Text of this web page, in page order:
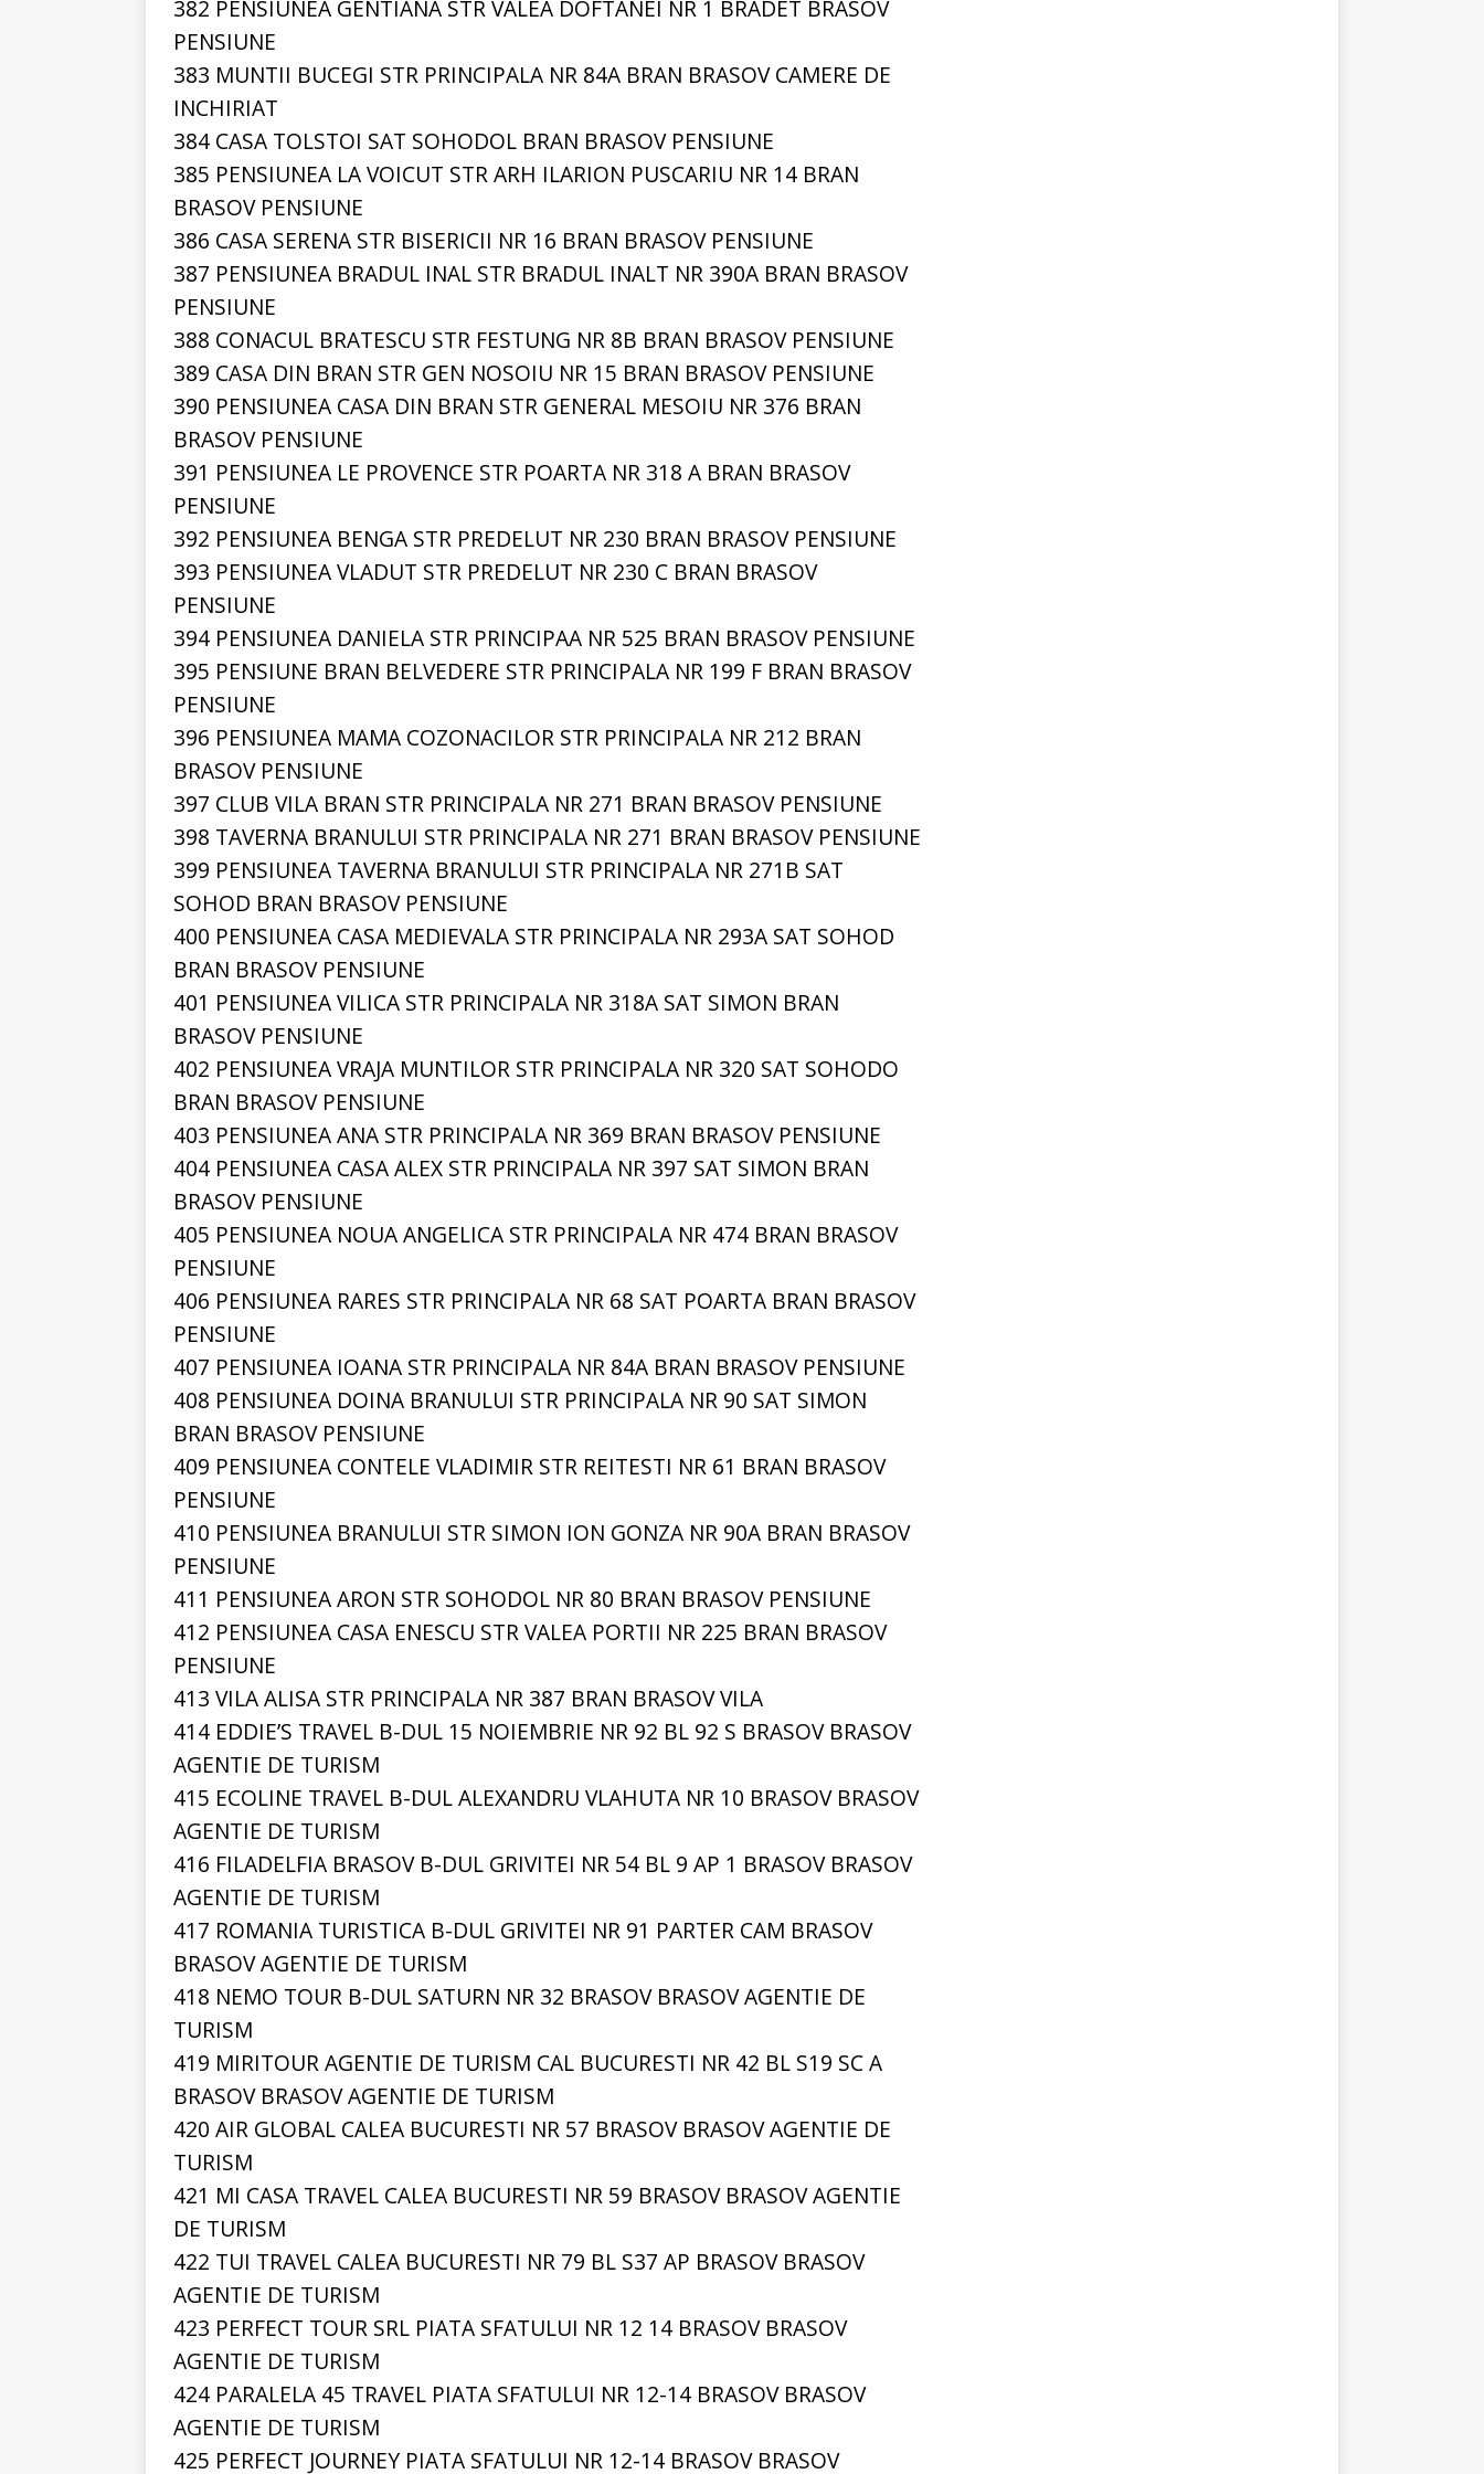
382 PENSIUNEA GENTIANA STR VALEA DOFTANEI NR 1 BRADET BRASOV
PENSIUNE
383 MUNTII BUCEGI STR PRINCIPALA NR 84A BRAN BRASOV CAMERE DE
INCHIRIAT
384 CASA TOLSTOI SAT SOHODOL BRAN BRASOV PENSIUNE
385 PENSIUNEA LA VOICUT STR ARH ILARION PUSCARIU NR 14 BRAN
BRASOV PENSIUNE
386 CASA SERENA STR BISERICII NR 16 BRAN BRASOV PENSIUNE
387 PENSIUNEA BRADUL INAL STR BRADUL INALT NR 390A BRAN BRASOV
PENSIUNE
388 CONACUL BRATESCU STR FESTUNG NR 8B BRAN BRASOV PENSIUNE
389 CASA DIN BRAN STR GEN NOSOIU NR 15 BRAN BRASOV PENSIUNE
390 PENSIUNEA CASA DIN BRAN STR GENERAL MESOIU NR 376 BRAN
BRASOV PENSIUNE
391 PENSIUNEA LE PROVENCE STR POARTA NR 318 A BRAN BRASOV
PENSIUNE
392 PENSIUNEA BENGA STR PREDELUT NR 230 BRAN BRASOV PENSIUNE
393 PENSIUNEA VLADUT STR PREDELUT NR 230 C BRAN BRASOV
PENSIUNE
394 PENSIUNEA DANIELA STR PRINCIPAA NR 525 BRAN BRASOV PENSIUNE
395 PENSIUNE BRAN BELVEDERE STR PRINCIPALA NR 199 F BRAN BRASOV
PENSIUNE
396 PENSIUNEA MAMA COZONACILOR STR PRINCIPALA NR 212 BRAN
BRASOV PENSIUNE
397 CLUB VILA BRAN STR PRINCIPALA NR 271 BRAN BRASOV PENSIUNE
398 TAVERNA BRANULUI STR PRINCIPALA NR 271 BRAN BRASOV PENSIUNE
399 PENSIUNEA TAVERNA BRANULUI STR PRINCIPALA NR 271B SAT
SOHOD BRAN BRASOV PENSIUNE
400 PENSIUNEA CASA MEDIEVALA STR PRINCIPALA NR 293A SAT SOHOD
BRAN BRASOV PENSIUNE
401 PENSIUNEA VILICA STR PRINCIPALA NR 318A SAT SIMON BRAN
BRASOV PENSIUNE
402 PENSIUNEA VRAJA MUNTILOR STR PRINCIPALA NR 320 SAT SOHODO
BRAN BRASOV PENSIUNE
403 PENSIUNEA ANA STR PRINCIPALA NR 369 BRAN BRASOV PENSIUNE
404 PENSIUNEA CASA ALEX STR PRINCIPALA NR 397 SAT SIMON BRAN
BRASOV PENSIUNE
405 PENSIUNEA NOUA ANGELICA STR PRINCIPALA NR 474 BRAN BRASOV
PENSIUNE
406 PENSIUNEA RARES STR PRINCIPALA NR 68 SAT POARTA BRAN BRASOV
PENSIUNE
407 PENSIUNEA IOANA STR PRINCIPALA NR 84A BRAN BRASOV PENSIUNE
408 PENSIUNEA DOINA BRANULUI STR PRINCIPALA NR 90 SAT SIMON
BRAN BRASOV PENSIUNE
409 PENSIUNEA CONTELE VLADIMIR STR REITESTI NR 61 BRAN BRASOV
PENSIUNE
410 PENSIUNEA BRANULUI STR SIMON ION GONZA NR 90A BRAN BRASOV
PENSIUNE
411 PENSIUNEA ARON STR SOHODOL NR 80 BRAN BRASOV PENSIUNE
412 PENSIUNEA CASA ENESCU STR VALEA PORTII NR 225 BRAN BRASOV
PENSIUNE
413 VILA ALISA STR PRINCIPALA NR 387 BRAN BRASOV VILA
414 EDDIE’S TRAVEL B-DUL 15 NOIEMBRIE NR 92 BL 92 S BRASOV BRASOV
AGENTIE DE TURISM
415 ECOLINE TRAVEL B-DUL ALEXANDRU VLAHUTA NR 10 BRASOV BRASOV
AGENTIE DE TURISM
416 FILADELFIA BRASOV B-DUL GRIVITEI NR 54 BL 9 AP 1 BRASOV BRASOV
AGENTIE DE TURISM
417 ROMANIA TURISTICA B-DUL GRIVITEI NR 91 PARTER CAM BRASOV
BRASOV AGENTIE DE TURISM
418 NEMO TOUR B-DUL SATURN NR 32 BRASOV BRASOV AGENTIE DE
TURISM
419 MIRITOUR AGENTIE DE TURISM CAL BUCURESTI NR 42 BL S19 SC A
BRASOV BRASOV AGENTIE DE TURISM
420 AIR GLOBAL CALEA BUCURESTI NR 57 BRASOV BRASOV AGENTIE DE
TURISM
421 MI CASA TRAVEL CALEA BUCURESTI NR 59 BRASOV BRASOV AGENTIE
DE TURISM
422 TUI TRAVEL CALEA BUCURESTI NR 79 BL S37 AP BRASOV BRASOV
AGENTIE DE TURISM
423 PERFECT TOUR SRL PIATA SFATULUI NR 12 14 BRASOV BRASOV
AGENTIE DE TURISM
424 PARALELA 45 TRAVEL PIATA SFATULUI NR 12-14 BRASOV BRASOV
AGENTIE DE TURISM
425 PERFECT JOURNEY PIATA SFATULUI NR 12-14 BRASOV BRASOV